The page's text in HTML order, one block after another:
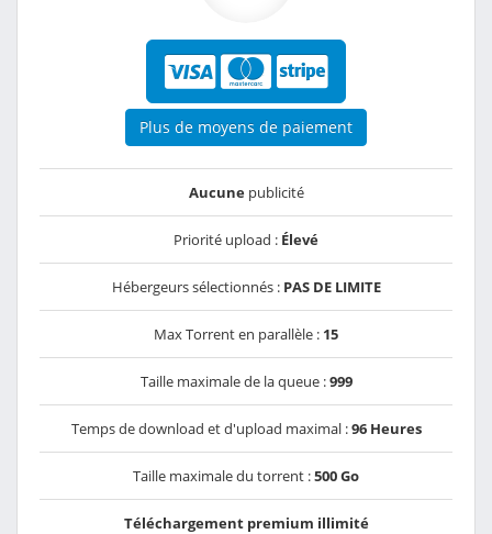
Plus de moyens de paiement
Aucunepublicité
Priorité upload : Élevé
Hébergeurs sélectionnés : PAS DE LIMITE
Max Torrent en parallèle : 15
Taille maximale de la queue :999
Temps de download et d'upload maximal :96 Heures
Taille maximale du torrent :500 Go
Téléchargement premium illimité